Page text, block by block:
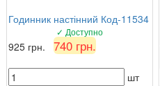
Годинник настінний Код-11534
✓ Доступно
925 грн. 740 грн.
шт